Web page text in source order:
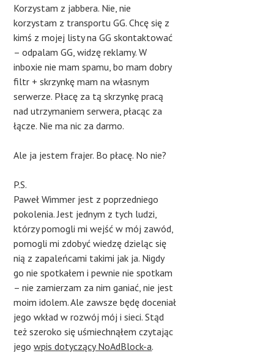
Korzystam z jabbera. Nie, nie
korzystam z transportu GG. Chcę się z
kimś z mojej listy na GG skontaktować
– odpalam GG, widzę reklamy. W
inboxie nie mam spamu, bo mam dobry
filtr + skrzynkę mam na własnym
serwerze. Płacę za tą skrzynkę pracą
nad utrzymaniem serwera, płacąc za
łącze. Nie ma nic za darmo.
Ale ja jestem frajer. Bo płacę. No nie?
P.S.
Paweł Wimmer jest z poprzedniego
pokolenia. Jest jednym z tych ludzi,
którzy pomogli mi wejść w mój zawód,
pomogli mi zdobyć wiedzę dzieląc się
nią z zapaleńcami takimi jak ja. Nigdy
go nie spotkałem i pewnie nie spotkam
– nie zamierzam za nim ganiać, nie jest
moim idolem. Ale zawsze będę doceniał
jego wkład w rozwój mój i sieci. Stąd
też szeroko się uśmiechnąłem czytając
jegowpis dotyczący NoAdBlock-a.